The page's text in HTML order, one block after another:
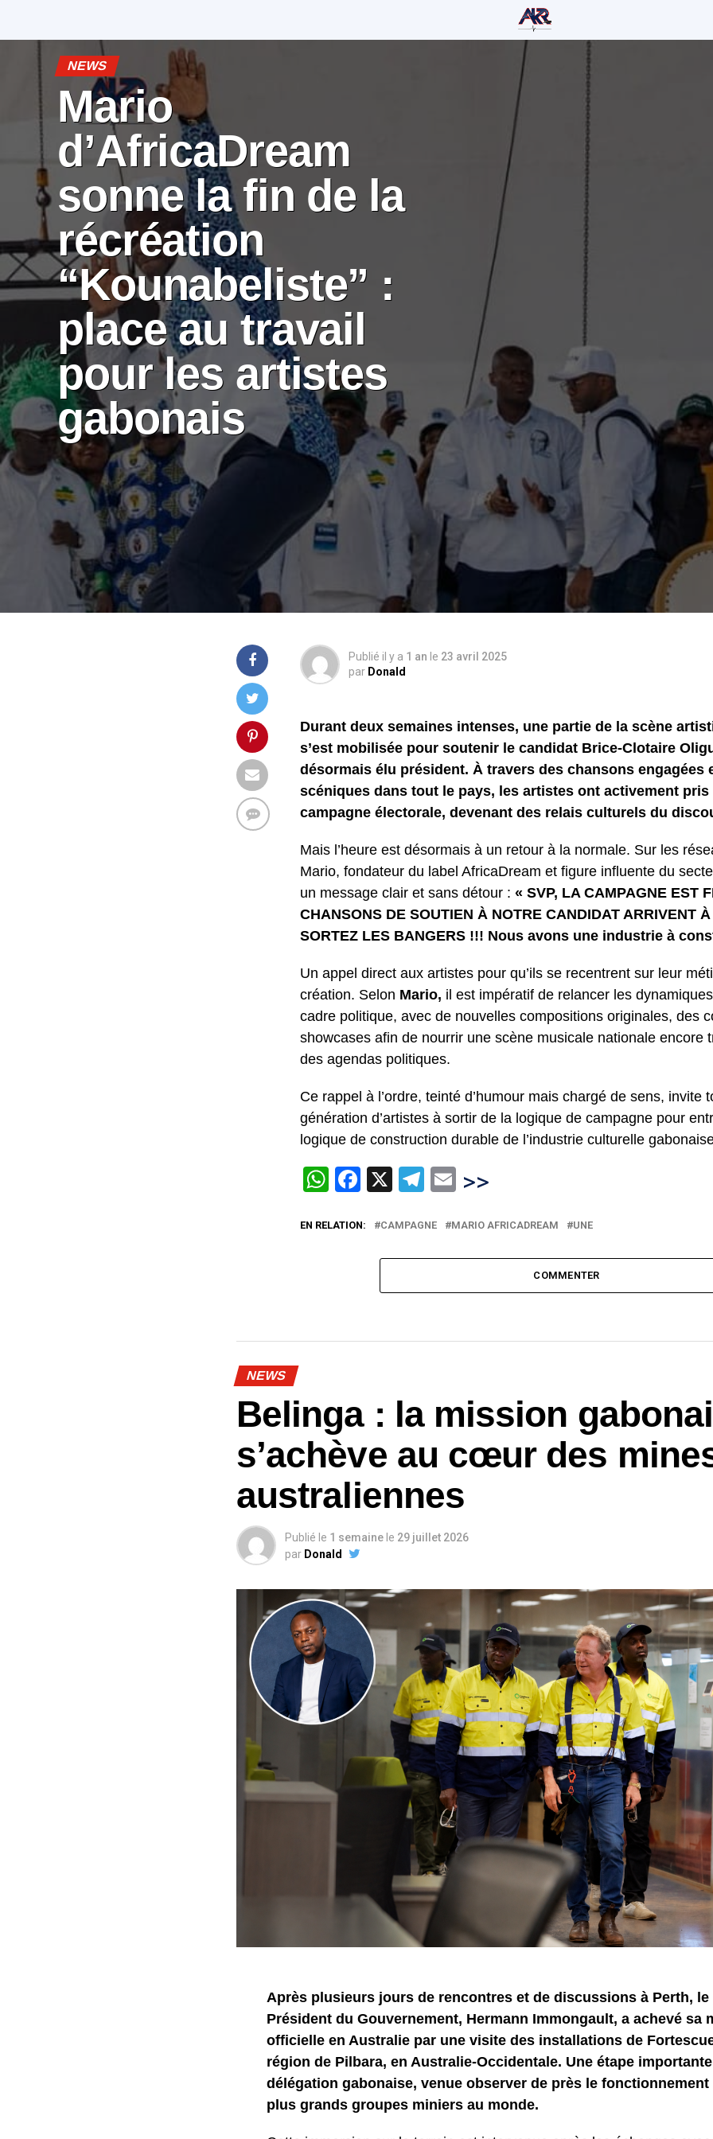
NEWS
Mario
d’AfricaDream
sonne la fin de la
récréation
“Kounabeliste” :
place au travail
pour les artistes
gabonais
Publié il y a 1 an le 23 avril 2025
par Donald
Durant deux semaines intenses, une partie de la scène
s’est mobilisée pour soutenir le candidat Brice-Clotaire
désormais élu président. À travers des chansons engagées
scéniques dans tout le pays, les artistes ont activement pris
campagne électorale, devenant des relais culturels du
Mais l’heure est désormais à un retour à la normale. Sur les
Mario, fondateur du label AfricaDream et figure influente du
un message clair et sans détour : « SVP, LA CAMPAGNE EST
CHANSONS DE SOUTIEN À NOTRE CANDIDAT ARRIVENT
SORTEZ LES BANGERS !!! Nous avons une industrie à
Un appel direct aux artistes pour qu’ils se recentrent sur leur
création. Selon Mario, il est impératif de relancer les
cadre politique, avec de nouvelles compositions originales, des
showcases afin de nourrir une scène musicale nationale encore
des agendas politiques.
Ce rappel à l’ordre, teinté d’humour mais chargé de sens, invite
génération d’artistes à sortir de la logique de campagne pour
logique de construction durable de l’industrie culturelle
WhatsApp
Facebook
X Telegram
Email
>>
EN RELATION: CAMPAGNE MARIO AFRICADREAM UNE
COMMENTER
NEWS
Belinga : la mission
s’achève au cœur des
australiennes
Publié le 1 semaine le 29 juillet 2026
par Donald
Après plusieurs jours de rencontres et de discussions à Perth, le
Président du Gouvernement, Hermann Immongault, a achevé sa
officielle en Australie par une visite des installations de
région de Pilbara, en Australie-Occidentale. Une étape
délégation gabonaise, venue observer de près le fonctionnement
plus grands groupes miniers au monde.